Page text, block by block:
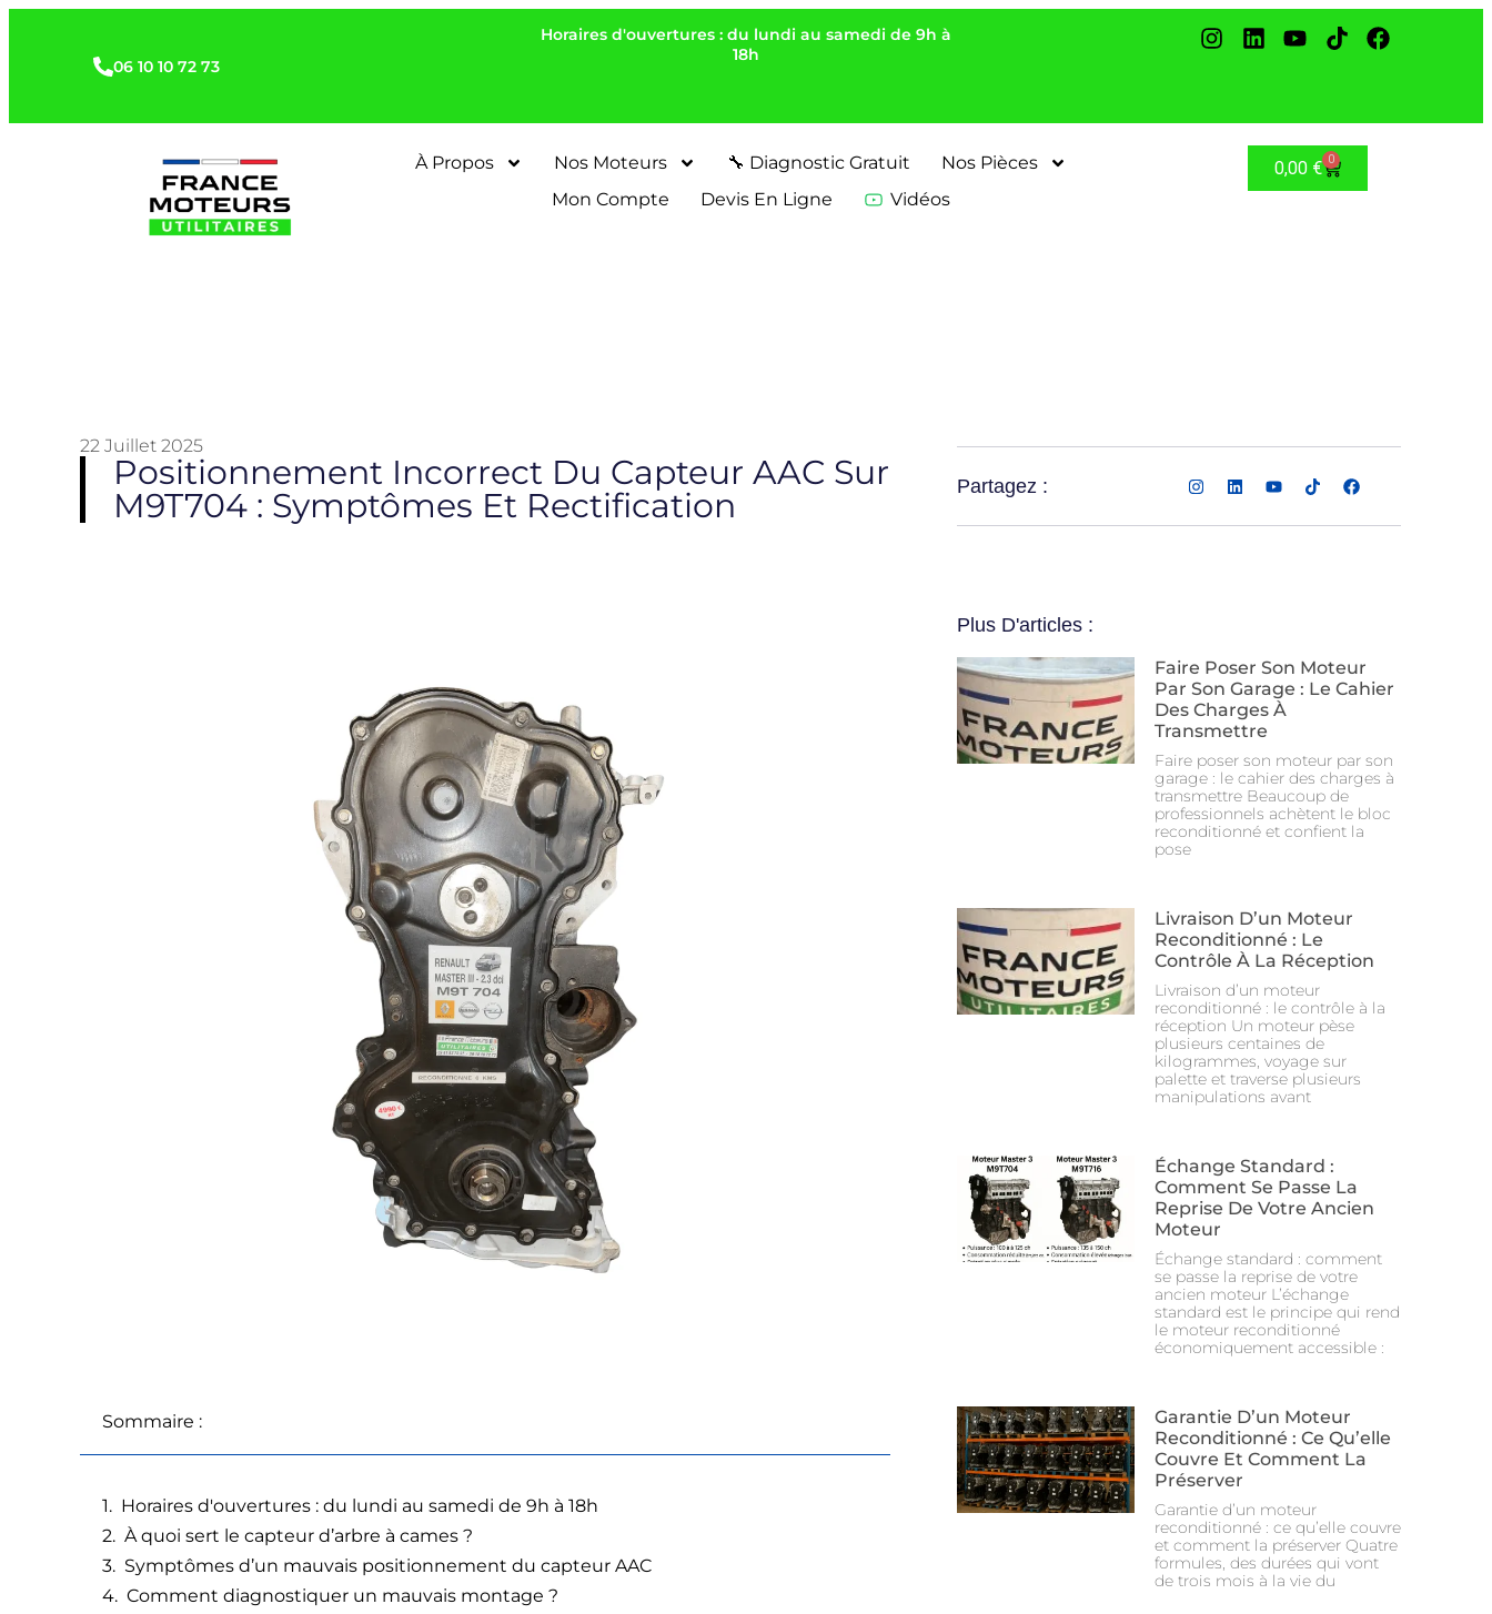
06 10 10 72 73
Horaires d'ouvertures : du lundi au samedi de 9h à
18h
À Propos Nos Moteurs 🔧 Diagnostic Gratuit
Nos Pièces
Mon Compte
Devis En Ligne Vidéos
0,00 € 0
22 Juillet 2025
Positionnement Incorrect Du Capteur AAC Sur
M9T704 : Symptômes Et Rectification
Sommaire :
Horaires d'ouvertures : du lundi au samedi de 9h à 18h
À quoi sert le capteur d’arbre à cames ?
Symptômes d’un mauvais positionnement du capteur AAC
Comment diagnostiquer un mauvais montage ?
Partagez :
Plus D'articles :
Faire Poser Son Moteur
Par Son Garage : Le Cahier
Des Charges À
Transmettre
Faire poser son moteur par son
garage : le cahier des charges à
transmettre Beaucoup de
professionnels achètent le bloc
reconditionné et confient la
pose
Livraison D’un Moteur
Reconditionné : Le
Contrôle À La Réception
Livraison d’un moteur
reconditionné : le contrôle à la
réception Un moteur pèse
plusieurs centaines de
kilogrammes, voyage sur
palette et traverse plusieurs
manipulations avant
Échange Standard :
Comment Se Passe La
Reprise De Votre Ancien
Moteur
Échange standard : comment
se passe la reprise de votre
ancien moteur L’échange
standard est le principe qui rend
le moteur reconditionné
économiquement accessible :
Garantie D’un Moteur
Reconditionné : Ce Qu’elle
Couvre Et Comment La
Préserver
Garantie d’un moteur
reconditionné : ce qu’elle couvre
et comment la préserver Quatre
formules, des durées qui vont
de trois mois à la vie du